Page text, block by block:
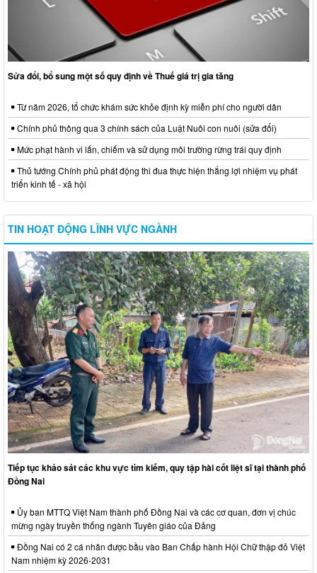
Sửa đổi, bổ sung một số quy định về Thuế giá trị gia tăng
Từ năm 2026, tổ chức khám sức khỏe định kỳ miễn phí cho người dân
Chính phủ thông qua 3 chính sách của Luật Nuôi con nuôi (sửa đổi)
Mức phạt hành vi lấn, chiếm và sử dụng môi trường rừng trái quy định
Thủ tướng Chính phủ phát động thi đua thực hiện thắng lợi nhiệm vụ phát
triển kinh tế - xã hội
TIN HOẠT ĐỘNG LĨNH VỰC NGÀNH
Tiếp tục khảo sát các khu vực tìm kiếm, quy tập hài cốt liệt sĩ tại thành phố
Đồng Nai
Ủy ban MTTQ Việt Nam thành phố Đồng Nai và các cơ quan, đơn vị chúc
mừng ngày truyền thống ngành Tuyên giáo của Đảng
Đồng Nai có 2 cá nhân được bầu vào Ban Chấp hành Hội Chữ thập đỏ Việt
Nam nhiệm kỳ 2026-2031